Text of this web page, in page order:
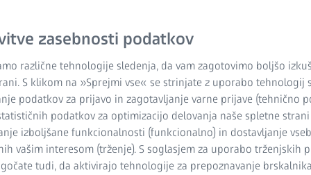
PRISMO
zasebnosti podatkov
različne tehnologije sledenja, da vam zagotovimo boljšo
S klikom na »Sprejmi vse« se strinjate z uporabo tehnologij
podatkov za prijavo in zagotavljanje varne prijave (tehnično
podatkov za optimizacijo delovanja naše spletne strani
izboljšane funkcionalnosti (funkcionalno) in dostavljanje
vašim interesom (trženje). S soglasjem za uporabo trženjskih
tudi, da aktivirajo tehnologije za prepoznavanje